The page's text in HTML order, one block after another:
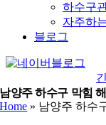
하수구
자주하
블로그
네
버
블
남양주 하수구 막힘
Home » 남양주 하수